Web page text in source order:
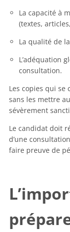
La capacité à
(textes,
La qualité de
L’adéquation
consultation.
Les copies qui se
sans les mettre
sévèrement
Le candidat doit
d’une
faire preuve de